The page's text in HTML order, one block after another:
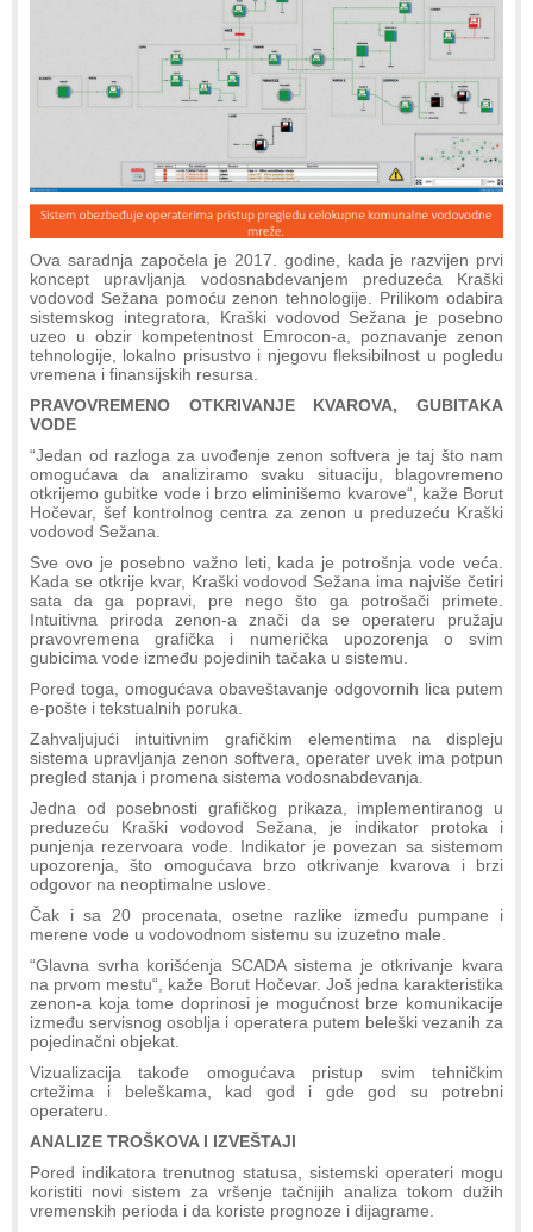
Ova saradnja započela je 2017. godine, kada je razvijen prvi
koncept upravljanja vodosnabdevanjem preduzeća Kraški
vodovod Sežana pomoću zenon tehnologije. Prilikom odabira
sistemskog integratora, Kraški vodovod Sežana je posebno
uzeo u obzir kompetentnost Emrocon-a, poznavanje zenon
tehnologije, lokalno prisustvo i njegovu fleksibilnost u pogledu
vremena i finansijskih resursa.
PRAVOVREMENO OTKRIVANJE KVAROVA, GUBITAKA
VODE
“Jedan od razloga za uvođenje zenon softvera je taj što nam
omogućava da analiziramo svaku situaciju, blagovremeno
otkrijemo gubitke vode i brzo eliminišemo kvarove“, kaže Borut
Hočevar, šef kontrolnog centra za zenon u preduzeću Kraški
vodovod Sežana.
Sve ovo je posebno važno leti, kada je potrošnja vode veća.
Kada se otkrije kvar, Kraški vodovod Sežana ima najviše četiri
sata da ga popravi, pre nego što ga potrošači primete.
Intuitivna priroda zenon-a znači da se operateru pružaju
pravovremena grafička i numerička upozorenja o svim
gubicima vode između pojedinih tačaka u sistemu.
Pored toga, omogućava obaveštavanje odgovornih lica putem
e-pošte i tekstualnih poruka.
Zahvaljujući intuitivnim grafičkim elementima na displeju
sistema upravljanja zenon softvera, operater uvek ima potpun
pregled stanja i promena sistema vodosnabdevanja.
Jedna od posebnosti grafičkog prikaza, implementiranog u
preduzeću Kraški vodovod Sežana, je indikator protoka i
punjenja rezervoara vode. Indikator je povezan sa sistemom
upozorenja, što omogućava brzo otkrivanje kvarova i brzi
odgovor na neoptimalne uslove.
Čak i sa 20 procenata, osetne razlike između pumpane i
merene vode u vodovodnom sistemu su izuzetno male.
“Glavna svrha korišćenja SCADA sistema je otkrivanje kvara
na prvom mestu“, kaže Borut Hočevar. Još jedna karakteristika
zenon-a koja tome doprinosi je mogućnost brze komunikacije
između servisnog osoblja i operatera putem beleški vezanih za
pojedinačni objekat.
Vizualizacija takođe omogućava pristup svim tehničkim
crtežima i beleškama, kad god i gde god su potrebni
operateru.
ANALIZE TROŠKOVA I IZVEŠTAJI
Pored indikatora trenutnog statusa, sistemski operateri mogu
koristiti novi sistem za vršenje tačnijih analiza tokom dužih
vremenskih perioda i da koriste prognoze i dijagrame.